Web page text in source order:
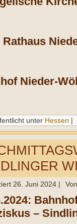
Nieder-
unter Hessen |
26. Juni 2024 | Von
–